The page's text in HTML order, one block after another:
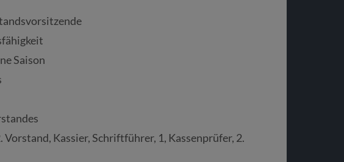
Saison
Vorstand, Kassier, Schriftführer, 1, Kassenprüfer, 2.